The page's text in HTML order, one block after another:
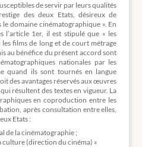
de servir par leurs qualités
des deux Etats, désireux de
domaine cinématographique ». En
l’article 1er, il est stipulé que « les
films de long et de court métrage
au bénéfice du présent accord sont
nationales par les
quand ils sont tournés en langue
des avantages réservés aux œuvres
résultent des textes en vigueur. La
en coproduction entre les
après consultation entre elles,
Etats :
de la cinématographie ;
culture (direction du cinéma) »